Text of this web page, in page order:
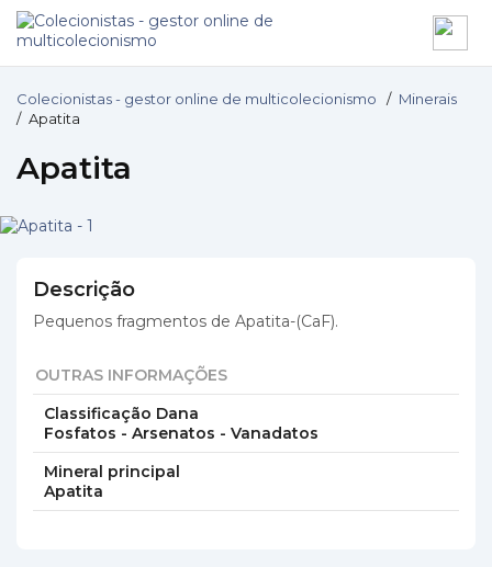
Colecionistas - gestor online de multicolecionismo / Minerais
/ Apatita
Apatita
Descrição
Pequenos fragmentos de Apatita-(CaF).
OUTRAS INFORMAÇÕES
Classificação Dana
Fosfatos - Arsenatos - Vanadatos
Mineral principal
Apatita